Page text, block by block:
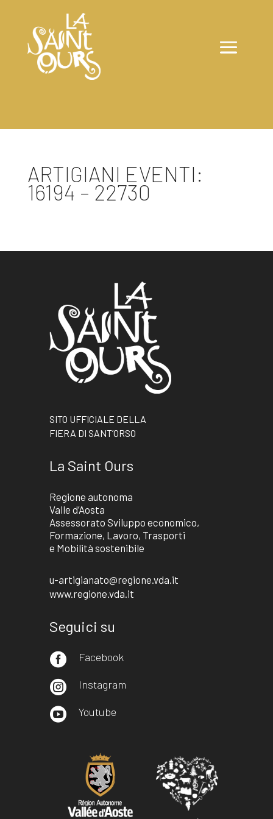
ARTIGIANI EVENTI:
16194 – 22730
SITO UFFICIALE DELLA
FIERA DI SANT’ORSO
La Saint Ours
Regione autonoma
Valle d’Aosta
Assessorato Sviluppo economico,
Formazione, Lavoro, Trasporti
e Mobilità sostenibile
u-artigianato@regione.vda.it
www.regione.vda.it
Seguici su
 Facebook
 Instagram
 Youtube